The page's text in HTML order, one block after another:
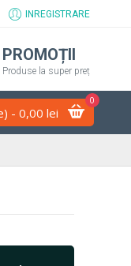
INREGISTRARE
PROMOȚII
Produse la super preț
- 0,00 lei
0